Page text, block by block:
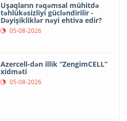
Uşaqların rəqəmsal mühitdə
təhlükəsizliyi gücləndirilir -
Dəyişikliklər nəyi ehtiva edir?
05-08-2026
Azercell-dən illik “ZengimCELL”
xidməti
05-08-2026